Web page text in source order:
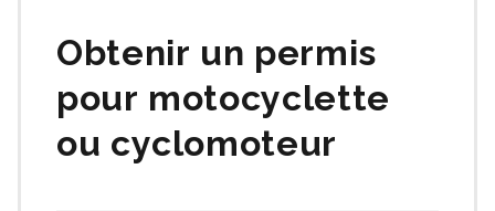
Obtenir un permis
pour motocyclette
ou cyclomoteur